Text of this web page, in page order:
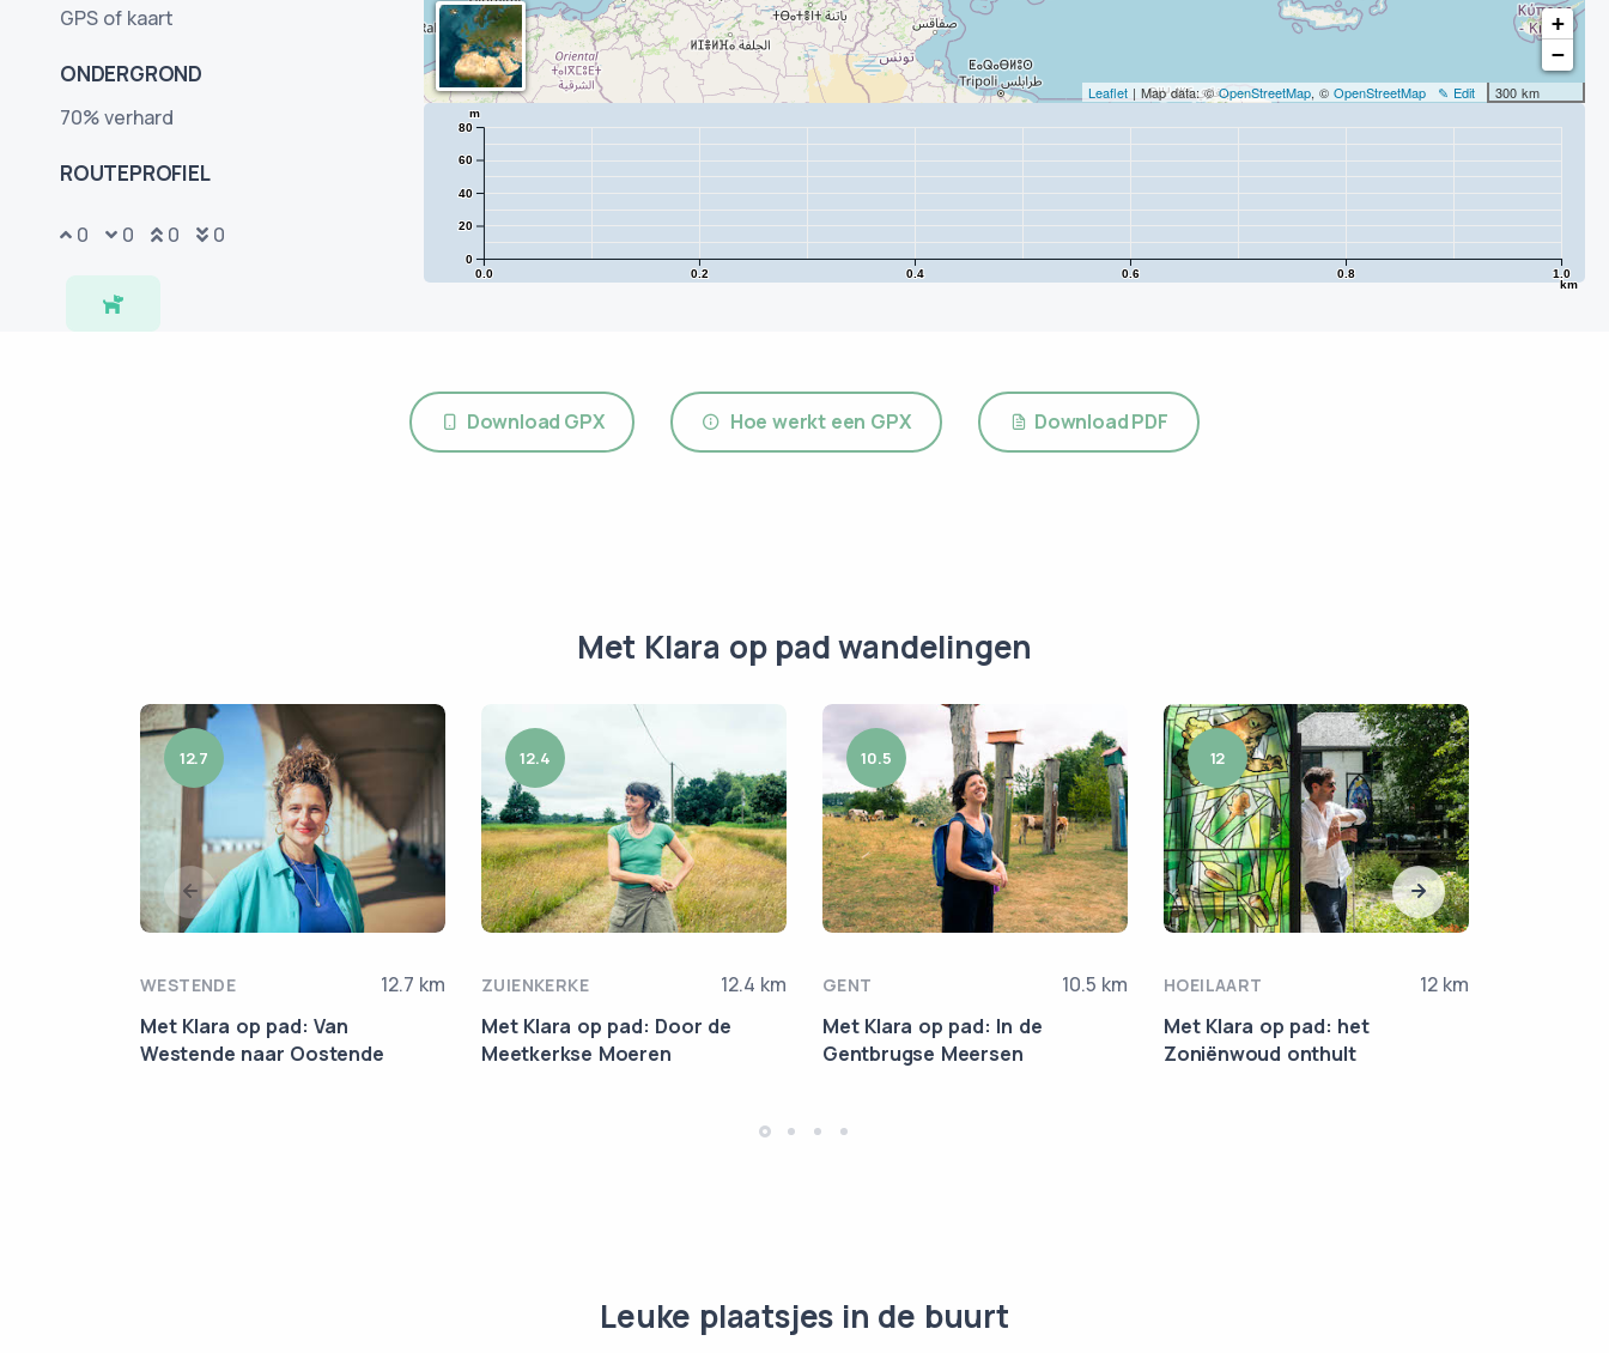
GPS of kaart
ONDERGROND
70% verhard
ROUTEPROFIEL
0 0 0 0
+
−
300 km
✎ Edit
Leaflet | Map data: ©OpenStreetMap, © OpenStreetMap
0.0 0.2 0.4 0.6 0.8 1.0
km
0
20
40
60
80
m
Download GPX Hoe werkt een GPX Download PDF
Met Klara op pad wandelingen
12.7
WESTENDE
12.7 km
Met Klara op pad: Van
Westende naar Oostende
12.4
ZUIENKERKE
12.4 km
Met Klara op pad: Door de
Meetkerkse Moeren
10.5
GENT
10.5 km
Met Klara op pad: In de
Gentbrugse Meersen
12
HOEILAART
12 km
Met Klara op pad: het
Zoniënwoud onthult
Leuke plaatsjes in de buurt